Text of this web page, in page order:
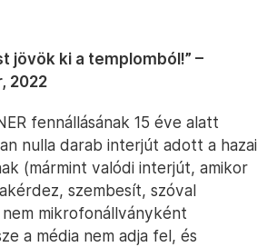
jövök ki a templomból!” –
2022
fennállásának 15 éve alatt
nulla darab interjút adott a hazai
(mármint valódi interjút, amikor
szembesít, szóval
mikrofonállványként
a média nem adja fel, és